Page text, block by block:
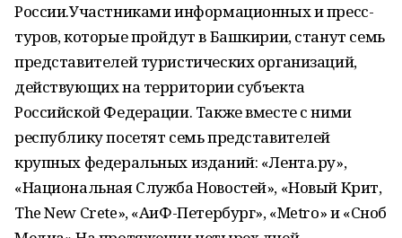
России.Участниками информационных и пресс-
туров, которые пройдут в Башкирии, станут семь
представителей туристических организаций,
действующих на территории субъекта
Российской Федерации. Также вместе с ними
республику посетят семь представителей
крупных федеральных изданий: «Лента.ру»,
«Национальная Служба Новостей», «Новый Крит,
The New Crete», «АиФ-Петербург», «Metro» и «Сноб